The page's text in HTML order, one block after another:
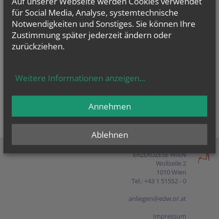
Presse
Shop
ERZDIÖZESE WIEN
Wollzeile 2
1010 Wien
Tel.: +43 1 51552 - 0
anliegen@edw.or.at
Impressum
für Social Media, Analyse, systemtechnische
Notwendigkeiten und Sonstiges. Sie können Ihre
Zustimmung später jederzeit ändern oder
zurückziehen.
Weitere Informationen anzeigen...
Ablehnen
Annehmen